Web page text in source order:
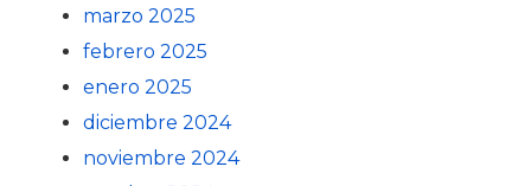
marzo 2025
febrero 2025
enero 2025
diciembre 2024
noviembre 2024